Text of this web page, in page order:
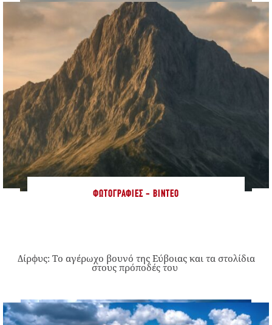
ΦΩΤΟΓΡΑΦΊΕΣ - ΒΊΝΤΕΟ
Δίρφυς: Το αγέρωχο βουνό της Εύβοιας και τα στολίδια
στους πρόποδές του